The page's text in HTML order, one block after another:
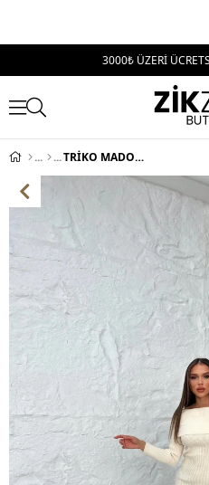
3000₺ ÜZERİ
TRİKO MADONNA YAKA YIRTMAÇLI UZUN ELBİSE KREM